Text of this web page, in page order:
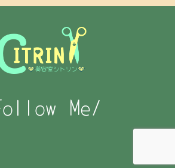
ー
ー
Me/